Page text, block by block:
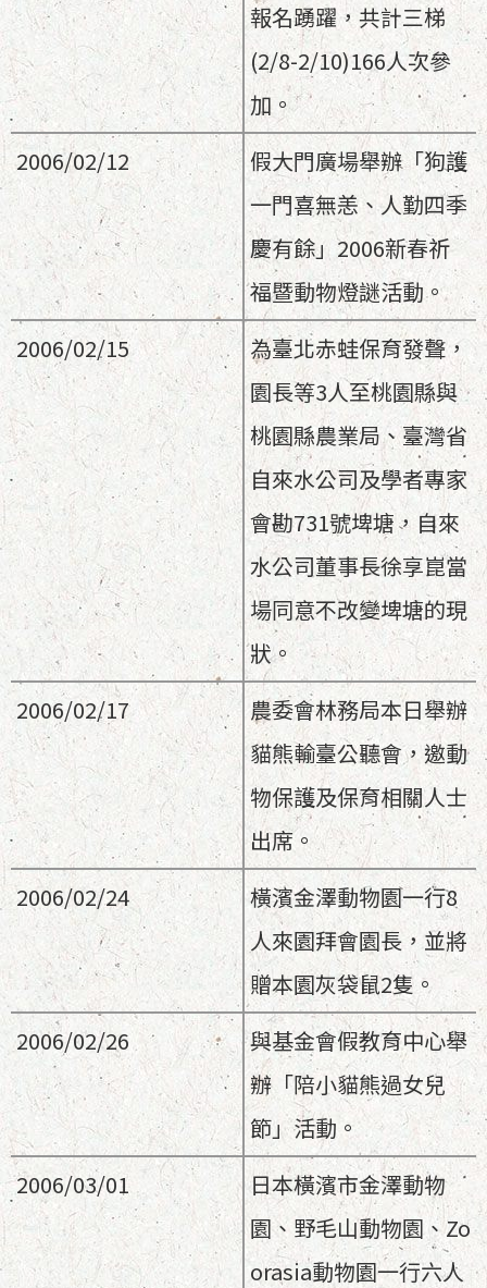
報名踴躍，共計三梯
(2/8-2/10)166人次參
加。
2006/02/12
假大門廣場舉辦「狗護
一門喜無恙、人勤四季
慶有餘」2006新春祈
福暨動物燈謎活動。
2006/02/15
為臺北赤蛙保育發聲，
園長等3人至桃園縣與
桃園縣農業局、臺灣省
自來水公司及學者專家
會勘731號埤塘，自來
水公司董事長徐享崑當
場同意不改變埤塘的現
狀。
2006/02/17
農委會林務局本日舉辦
貓熊輸臺公聽會，邀動
物保護及保育相關人士
出席。
2006/02/24
橫濱金澤動物園一行8
人來園拜會園長，並將
贈本園灰袋鼠2隻。
2006/02/26
與基金會假教育中心舉
辦「陪小貓熊過女兒
節」活動。
2006/03/01
日本橫濱市金澤動物
園、野毛山動物園、Zo
orasia動物園一行六人